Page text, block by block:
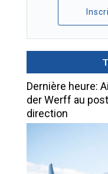
Dernière heure:
der Werff au
direction